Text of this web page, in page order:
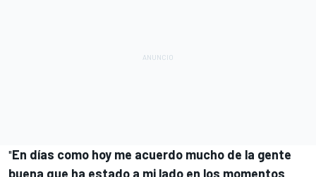
"En días como hoy me acuerdo mucho de la gente
buena que ha estado a mi lado en los momentos